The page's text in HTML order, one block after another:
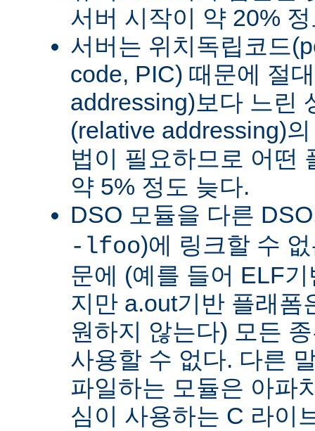
서버 시작이 약 20%
서버는 위치독립코드
code, PIC) 때문에 절
addressing)보다 느린
(relative addressing)
법이 필요하므로 어떤
약 5% 정도 늦다.
DSO 모듈을 다른
-lfoo)에 링크할 수
문에 (예를 들어 ELF
지만 a.out기반 플래폼
원하지 않는다) 모든
사용할 수 없다. 다른
파일하는 모듈은 아파
심이 사용하는 C 라이